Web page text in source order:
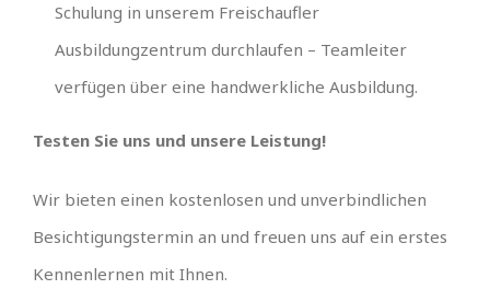
Schulung in unserem Freischaufler
Ausbildungzentrum durchlaufen – Teamleiter
verfügen über eine handwerkliche Ausbildung.
Testen Sie uns und unsere Leistung!
Wir bieten einen kostenlosen und unverbindlichen
Besichtigungstermin an und freuen uns auf ein erstes
Kennenlernen mit Ihnen.